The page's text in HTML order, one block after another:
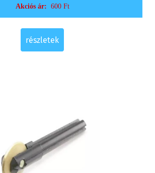
Akciós ár: 600 Ft
részletek